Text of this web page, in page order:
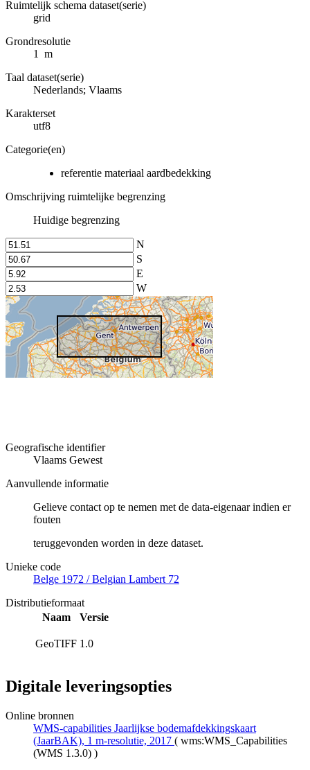
Ruimtelijk schema dataset(serie)
grid
Grondresolutie
1 m
Taal dataset(serie)
Nederlands; Vlaams
Karakterset
utf8
Categorie(en)
referentie materiaal aardbedekking
Omschrijving ruimtelijke begrenzing
Huidige begrenzing
N
S
E
W
Geografische identifier
Vlaams Gewest
Aanvullende informatie
Gelieve contact op te nemen met de data-eigenaar indien er
fouten
teruggevonden worden in deze dataset.
Unieke code
Belge 1972 / Belgian Lambert 72
Distributieformaat
Naam
Versie
GeoTIFF 1.0
Digitale leveringsopties
Online bronnen
WMS-capabilities Jaarlijkse bodemafdekkingskaart
(JaarBAK), 1 m-resolutie, 2017 ( wms:WMS_Capabilities
(WMS 1.3.0) )